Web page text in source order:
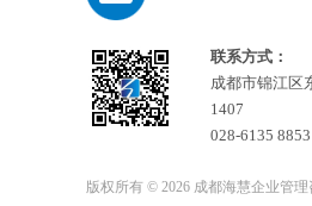
联系方式：
成都市锦江区
1407
028-6135 8853
版权所有 © 2026 成都海慧企业管